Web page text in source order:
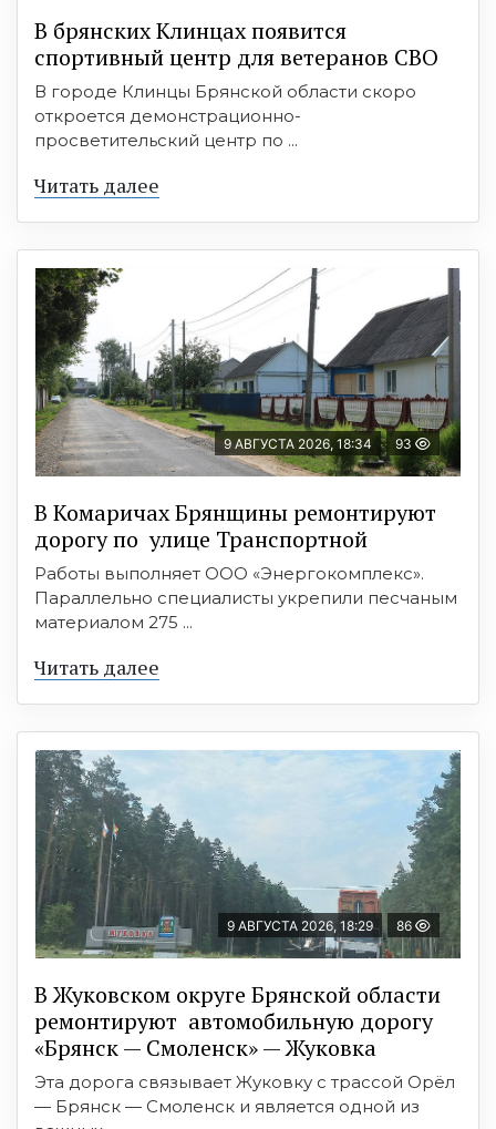
В брянских Клинцах появится
спортивный центр для ветеранов СВО
В городе Клинцы Брянской области скоро
откроется демонстрационно-
просветительский центр по ...
Читать далее
9 АВГУСТА 2026, 18:34 93
В Комаричах Брянщины ремонтируют
дорогу по улице Транспортной
Работы выполняет ООО «Энергокомплекс».
Параллельно специалисты укрепили песчаным
материалом 275 ...
Читать далее
9 АВГУСТА 2026, 18:29 86
В Жуковском округе Брянской области
ремонтируют автомобильную дорогу
«Брянск — Смоленск» — Жуковка
Эта дорога связывает Жуковку с трассой Орёл
— Брянск — Смоленск и является одной из